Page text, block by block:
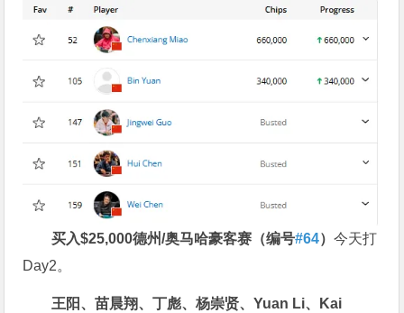
买入$25,000德州/奥马哈豪客赛 （编号#64）今天打
Day2。
王阳、苗晨翔、丁彪、杨崇贤、Yuan Li、
Kai